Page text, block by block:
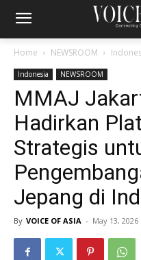
Home NEWSROOM
Indonesia NEWSROOM
MMAJ
Hadirkan
Strategis
Jepang di
By VOICE OF ASIA - May 13, 2026